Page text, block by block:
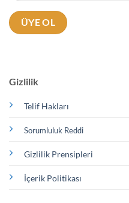
Gizlilik
Telif Hakları
Sorumluluk Reddi
Gizlilik Prensipleri
İçerik Politikası